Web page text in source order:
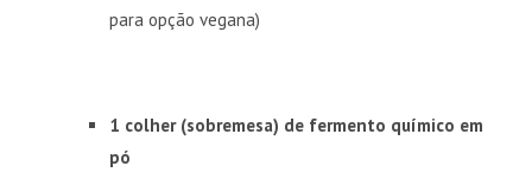
para opção vegana)
1 colher (sobremesa) de fermento químico em
pó